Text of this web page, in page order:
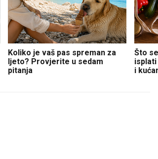
Koliko je vaš pas spreman za
ljeto? Provjerite u sedam
pitanja
Što
i